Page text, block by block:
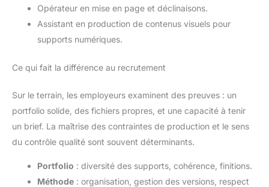
Opérateur en mise en page et déclinaisons.
Assistant en production de contenus visuels pour
supports numériques.
Ce qui fait la différence au recrutement
Sur le terrain, les employeurs examinent des preuves : un
portfolio solide, des fichiers propres, et une capacité à tenir
un brief. La maîtrise des contraintes de production et le sens
du contrôle qualité sont souvent déterminants.
Portfolio : diversité des supports, cohérence, finitions.
Méthode : organisation, gestion des versions, respect